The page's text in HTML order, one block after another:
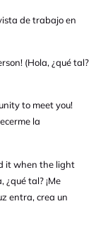
de trabajo en
(Hola, ¿qué tal?
to meet you!
la
it when the light
tal? ¡Me
entra, crea un